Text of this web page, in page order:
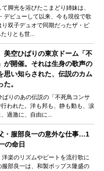
脚光を浴びたこまどり姉妹は、
デビューして以来、今も現役で歌
り双子デュオで同期だったザ・ピ
りとも世...
美空ひばりの東京ドーム「不
が開催。それは生身の歌声の
思い知らされた、伝説のカム
。
りのあの伝説の「不死鳥コンサ
われた。洋も邦も、静も動も、涙
過激に、自由に...
・服部良一の意外な仕事…1
の命日
楽のリズムやビートを流行歌に
部良一は、和製ポップス隆盛の